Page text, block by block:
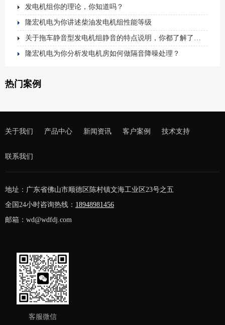
发电机组你的理论，你知道吗？
隆宏机电为你讲述柴油发电机组性能等级
关于拖车静音型发电机组静音的特点说明，你都了解了吗？
隆宏机电为你分析发电机房如何做隔音降噪处理？
热门案例
关于我们 产品中心 新闻资讯 客户案例 技术支持
联系我们
地址：广东省佛山市顺德区陈村镇文海工业区23号之五
全国24小时咨询热线： 18948981456
邮箱：wd@wdfdj.com
客服微信